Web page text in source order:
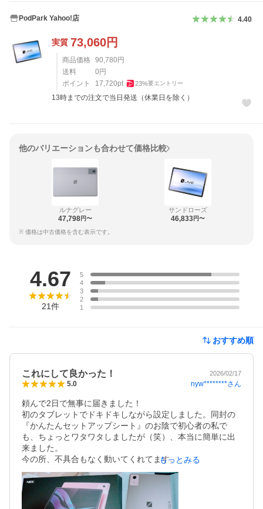
PodPark Yahoo!店 4.40
実質 73,060円
商品価格 90,780円
送料
0円
ポイント
17,720pt 23%要エントリー
13時までの注文で当日発送（休業日を除く）
他のバリエーションも合わせて価格比較
ルナグレー
47,798円〜
サンドローズ
46,833円〜
※ 価格は中古価格を含む表示です。
4.67
21件
5
4
3
2
1
おすすめ順
これにして良かった！ 2026/02/17
5.0 nyw********さん
頼んで2日で無事に届きました！
初のタブレットでドキドキしながら設定しました。同封の
『かんたんセットアップシート』のお陰で初心者の私で
も、ちょっとワタワタしましたが（笑）、本当に簡単に出
来ました。
今の所、不具合もなく動いてくれてます。
ペンの使い心地もいいです。でも、ちょっとカチカチいう
ので保護フィルムを買おうと思ってます。
買うまで色々な所を見て悩んだんですが、コジマさんで買
って良かったです。
もっとみる